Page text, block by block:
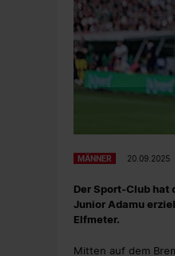
MÄNNER 20.09.2025
Der Sport-Club hat
Junior Adamu
Elfmeter.
Mitten auf dem